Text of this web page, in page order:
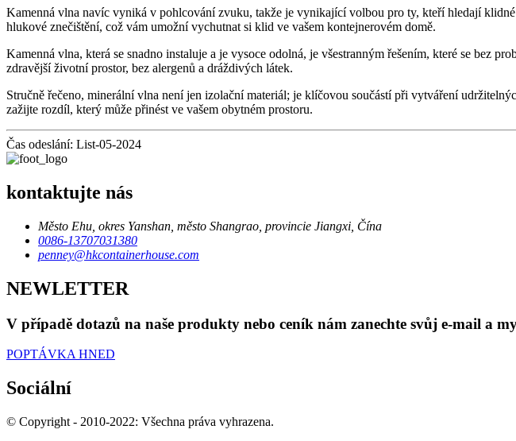
Kamenná vlna navíc vyniká v pohlcování zvuku, takže je vynikající volbou pro ty, kteří hledají
hlukové znečištění, což vám umožní vychutnat si klid ve vašem kontejnerovém domě.
Kamenná vlna, která se snadno instaluje a je vysoce odolná, je všestranným řešením, které se bez
zdravější životní prostor, bez alergenů a dráždivých látek.
Stručně řečeno, minerální vlna není jen izolační materiál; je klíčovou součástí při vytváření
zažijte rozdíl, který může přinést ve vašem obytném prostoru.
Čas odeslání: List-05-2024
kontaktujte nás
Město Ehu, okres Yanshan, město Shangrao, provincie Jiangxi, Čína
0086-13707031380
penney@hkcontainerhouse.com
NEWLETTER
V případě dotazů na naše produkty nebo ceník nám zanechte svůj e-mail a
POPTÁVKA HNED
Sociální
© Copyright - 2010-2022: Všechna práva vyhrazena.